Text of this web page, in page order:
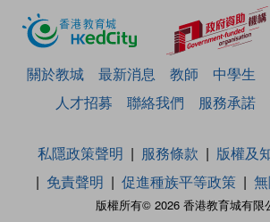
關於教城 最新消息 教師 中學生
人才招募
聯絡我們 服務承諾
版權所有© 2026 香港教育城有限
私隱政策聲明 服務條款
版權及
免責聲明
促進種族平等政策